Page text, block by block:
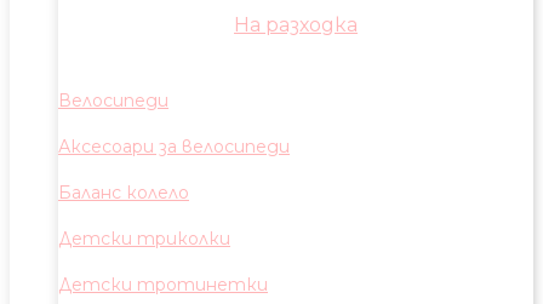
На разходка
Велосипеди
Аксесоари за велосипеди
Баланс колело
Детски триколки
Детски тротинетки